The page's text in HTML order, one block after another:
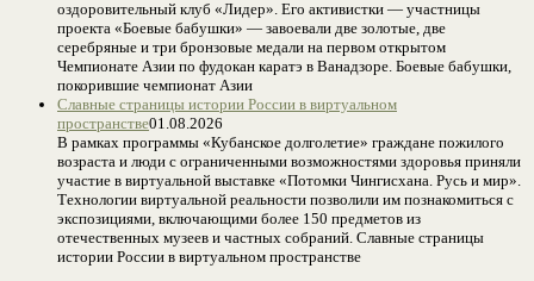
оздоровительный клуб «Лидер». Его активистки — участницы
проекта «Боевые бабушки» — завоевали две золотые, две
серебряные и три бронзовые медали на первом открытом
Чемпионате Азии по фудокан каратэ в Ванадзоре. Боевые бабушки,
покорившие чемпионат Азии
Славные страницы истории России в виртуальном
пространстве01.08.2026
В рамках программы «Кубанское долголетие» граждане пожилого
возраста и люди с ограниченными возможностями здоровья приняли
участие в виртуальной выставке «Потомки Чингисхана. Русь и мир».
Технологии виртуальной реальности позволили им познакомиться с
экспозициями, включающими более 150 предметов из
отечественных музеев и частных собраний. Славные страницы
истории России в виртуальном пространстве